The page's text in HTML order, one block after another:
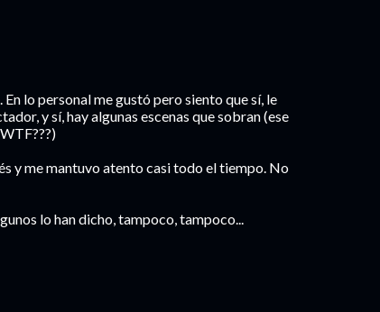
lo personal me gustó pero siento que sí, le
y sí, hay algunas escenas que sobran (ese
y me mantuvo atento casi todo el tiempo. No
lo han dicho, tampoco, tampoco...